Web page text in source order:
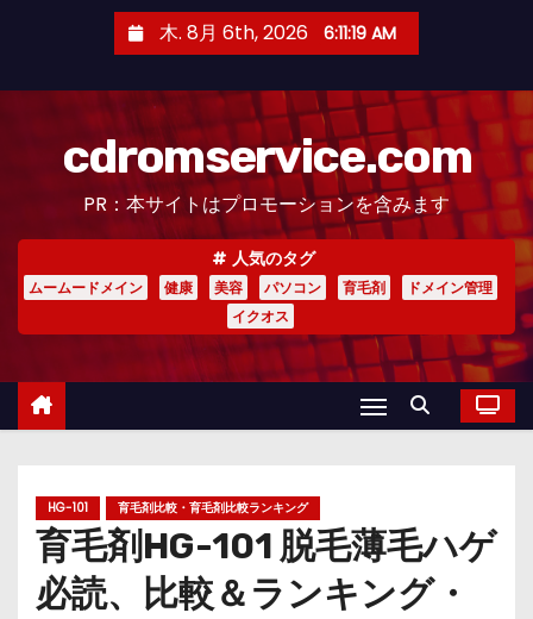
木. 8月 6th, 2026 6:11:20 AM
cdromservice.com
PR：本サイトはプロモーションを含みます
人気のタグ
ムームードメイン 健康 美容 パソコン 育毛剤
ドメイン管理
イクオス
HG-101 育毛剤比較・育毛剤比較ランキング
育毛剤HG-101 脱毛薄毛ハゲ
必読、比較＆ランキング・